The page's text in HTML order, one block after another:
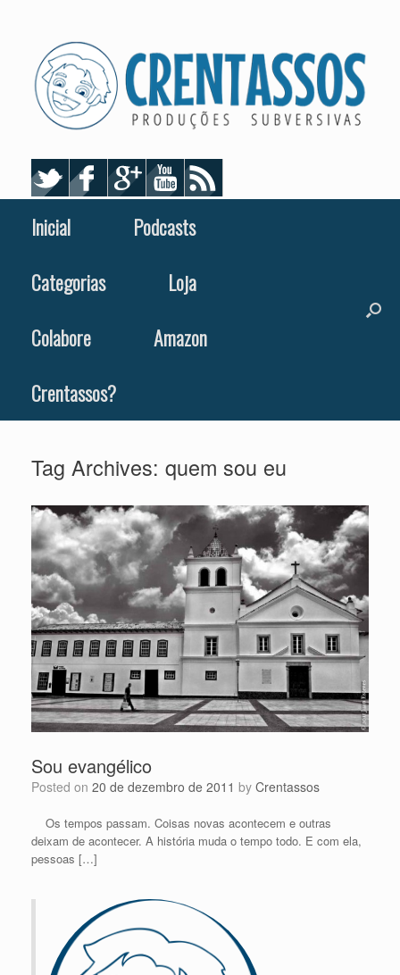
Inicial
Podcasts
Categorias
Loja
Colabore
Amazon
Crentassos?
Tag Archives: quem sou eu
Sou evangélico
Posted on 20 de dezembro de 2011 by Crentassos
Os tempos passam. Coisas novas acontecem e outras
deixam de acontecer. A história muda o tempo todo. E com ela,
pessoas […]